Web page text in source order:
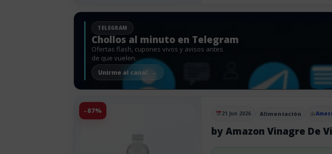
TELEGRAM
Chollos al minuto en Telegram
Ofertas flash, cupones vivos y avisos antes
de que vuelen.
Unirme al canal
-87%
Publicado el
21 Jun 2026 Alimentación
by Amazon Vinagre De